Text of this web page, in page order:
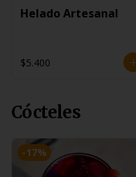
Helado Artesanal
$5.400
Cócteles
-17%